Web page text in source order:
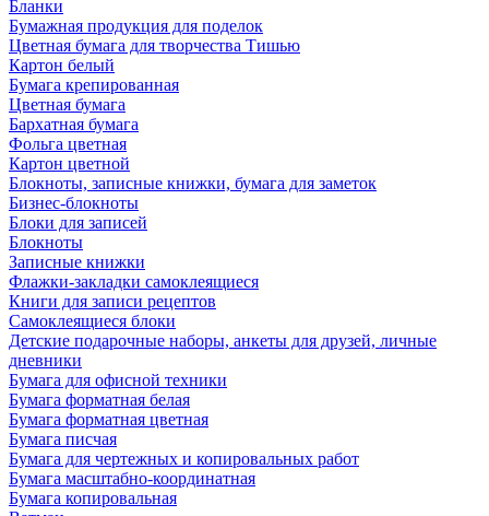
Бланки
Бумажная продукция для поделок
Цветная бумага для творчества Тишью
Картон белый
Бумага крепированная
Цветная бумага
Бархатная бумага
Фольга цветная
Картон цветной
Блокноты, записные книжки, бумага для заметок
Бизнес-блокноты
Блоки для записей
Блокноты
Записные книжки
Флажки-закладки самоклеящиеся
Книги для записи рецептов
Самоклеящиеся блоки
Детские подарочные наборы, анкеты для друзей, личные
дневники
Бумага для офисной техники
Бумага форматная белая
Бумага форматная цветная
Бумага писчая
Бумага для чертежных и копировальных работ
Бумага масштабно-координатная
Бумага копировальная